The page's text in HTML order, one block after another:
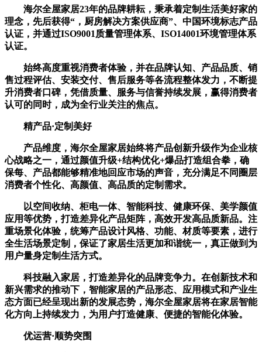
海尔全屋家居23年的品牌耕耘，秉承着定制生活美好家的
理念，先后获得“，厨房解决方案供应商”、中国环境标志产品
认证，并通过ISO9001质量管理体系、ISO14001环境管理体系
认证。
始终高度重视消费者体验，并在品牌认知、产品品质、销
售过程评估、安装交付、售后服务等各流程整体发力，不断提
升消费者口碑，凭借质量、服务与信誉持续发展，赢得消费者
认可的同时，成为全行业关注的焦点。
精产品·定制美好
产品维度，海尔全屋家居始终将产品创新升级作为企业核
心战略之一，通过颜值升级+结构优化+爆品打造组合拳，确
保每、产品都能够精准地回应市场的声音，充分满足不同圈层
消费者个性化、高颜值、高品质的定制需求。
以空间收纳、柜电一体、智能科技、健康环保、美学颜值
应用等优势，打造差异化产品矩阵，高效开发高品质新品。注
重场景化体验，统筹产品设计风格、功能、材质等要素，进行
全生活场景定制，保证了家居生活更加和谐统一，真正做到为
用户量身定制生活方式。
科技融入家居，打造差异化的品牌竞争力。在创新技术和
新兴需求的推动下，智能家居的产品形态、应用模式和产业生
态方面已经呈现出新的发展态势，海尔全屋家居将在家居智能
化方向上持续发力，为用户打造健康、便捷的智能化体验。
优运营·顺势突围